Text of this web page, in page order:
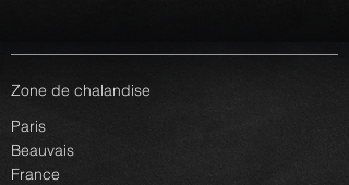
Zone de chalandise
Paris
Beauvais
France